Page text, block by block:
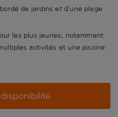
de jardins et d’une plage
les plus jeunes, notamment
activités et une piscine